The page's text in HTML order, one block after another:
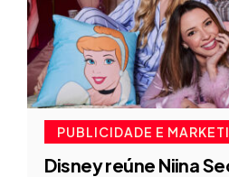
PUBLICIDADE E
Disney reúne Niina